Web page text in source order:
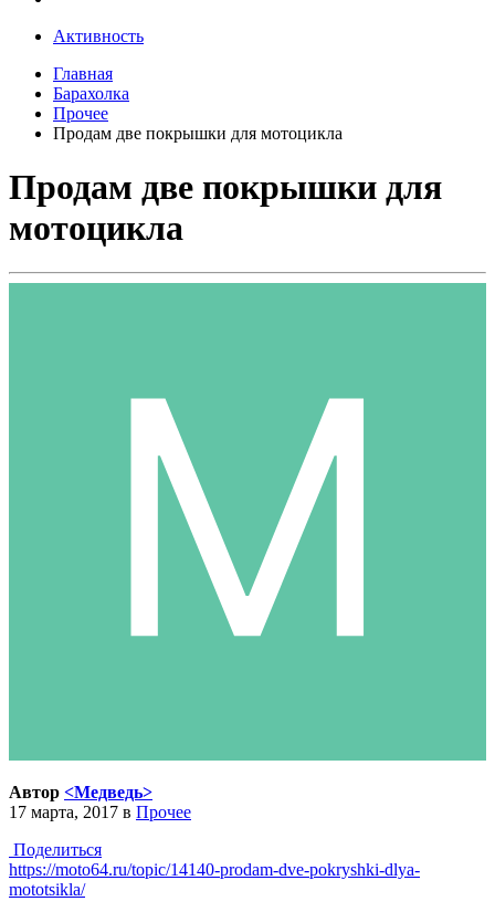
Активность
Главная
Барахолка
Прочее
Продам две покрышки для мотоцикла
Продам две покрышки для
мотоцикла
Автор <Медведь>
17 марта, 2017 в Прочее
Поделиться
https://moto64.ru/topic/14140-prodam-dve-pokryshki-dlya-
mototsikla/